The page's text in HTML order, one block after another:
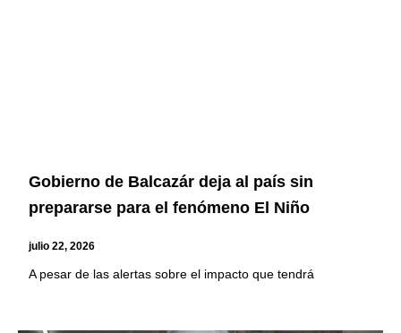
Gobierno de Balcazár deja al país sin
prepararse para el fenómeno El Niño
julio 22, 2026
A pesar de las alertas sobre el impacto que tendrá